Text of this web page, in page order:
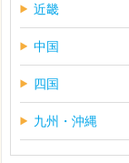
近畿
中国
四国
九州・沖縄